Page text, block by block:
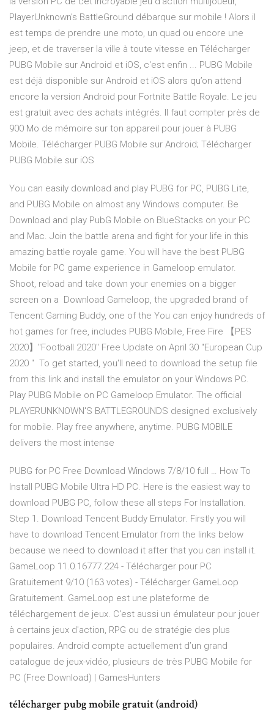
PlayerUnknown's BattleGround débarque sur mobile ! Alors il
est temps de prendre une moto, un quad ou encore une
jeep, et de traverser la ville à toute vitesse en Télécharger
PUBG Mobile sur Android et iOS, c'est enfin ... PUBG Mobile
est déjà disponible sur Android et iOS alors qu’on attend
encore la version Android pour Fortnite Battle Royale. Le jeu
est gratuit avec des achats intégrés. Il faut compter près de
900 Mo de mémoire sur ton appareil pour jouer à PUBG
Mobile. Télécharger PUBG Mobile sur Android; Télécharger
PUBG Mobile sur iOS
You can easily download and play PUBG for PC, PUBG Lite,
and PUBG Mobile on almost any Windows computer. Be
Download and play PubG Mobile on BlueStacks on your PC
and Mac. Join the battle arena and fight for your life in this
amazing battle royale game. You will have the best PUBG
Mobile for PC game experience in Gameloop emulator.
Shoot, reload and take down your enemies on a bigger
screen on a Download Gameloop, the upgraded brand of
Tencent Gaming Buddy, one of the You can enjoy hundreds of
hot games for free, includes PUBG Mobile, Free Fire 【PES
2020】"Football 2020" Free Update on April 30 "European Cup
2020 " To get started, you'll need to download the setup file
from this link and install the emulator on your Windows PC.
Play PUBG Mobile on PC Gameloop Emulator. The official
PLAYERUNKNOWN'S BATTLEGROUNDS designed exclusively
for mobile. Play free anywhere, anytime. PUBG MOBILE
delivers the most intense
PUBG for PC Free Download Windows 7/8/10 full … How To
Install PUBG Mobile Ultra HD PC. Here is the easiest way to
download PUBG PC, follow these all steps For Installation.
Step 1. Download Tencent Buddy Emulator. Firstly you will
have to download Tencent Emulator from the links below
because we need to download it after that you can install it.
GameLoop 11.0.16777.224 - Télécharger pour PC
Gratuitement 9/10 (163 votes) - Télécharger GameLoop
Gratuitement. GameLoop est une plateforme de
téléchargement de jeux. C'est aussi un émulateur pour jouer
à certains jeux d'action, RPG ou de stratégie des plus
populaires. Android compte actuellement d’un grand
catalogue de jeux-vidéo, plusieurs de très PUBG Mobile for
PC (Free Download) | GamesHunters
télécharger pubg mobile gratuit (android)